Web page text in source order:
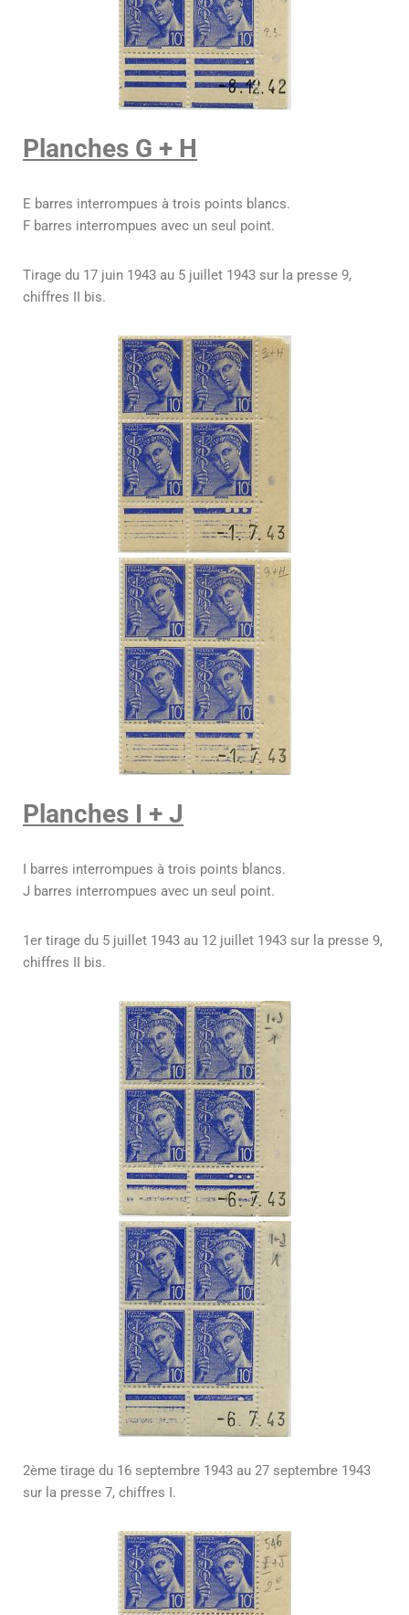
Planches G + H
E barres interrompues à trois points blancs.
F barres interrompues avec un seul point.
Tirage du 17 juin 1943 au 5 juillet 1943 sur la presse 9,
chiffres II bis.
Planches I + J
I barres interrompues à trois points blancs.
J barres interrompues avec un seul point.
1er tirage du 5 juillet 1943 au 12 juillet 1943 sur la presse 9,
chiffres II bis.
2ème tirage du 16 septembre 1943 au 27 septembre 1943
sur la presse 7, chiffres I.